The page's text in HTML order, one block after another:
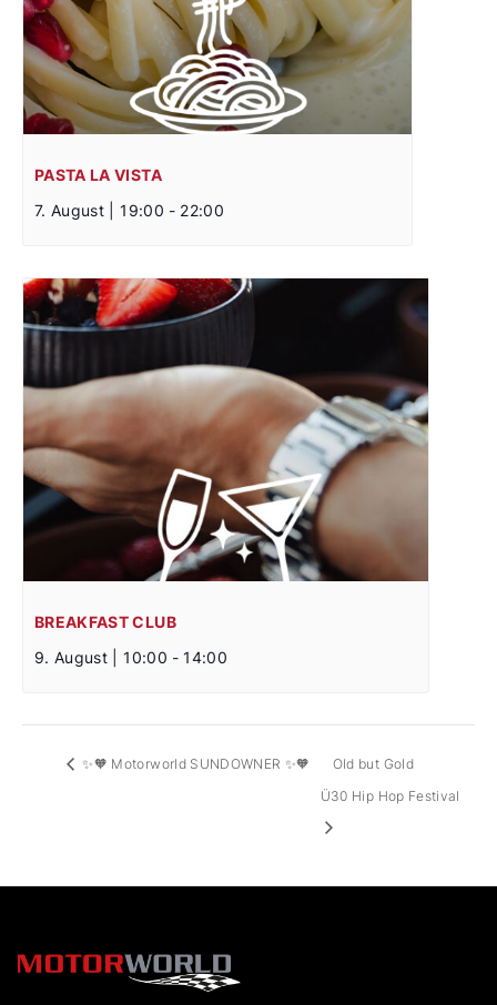
PASTA LA VISTA
7. August | 19:00 - 22:00
BREAKFAST CLUB
9. August | 10:00 - 14:00
✨🧡 Motorworld SUNDOWNER ✨🧡
Old but Gold
Ü30 Hip Hop Festival